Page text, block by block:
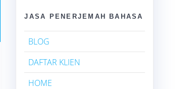
JASA PENERJEMAH BAHASA
BLOG
DAFTAR KLIEN
HOME